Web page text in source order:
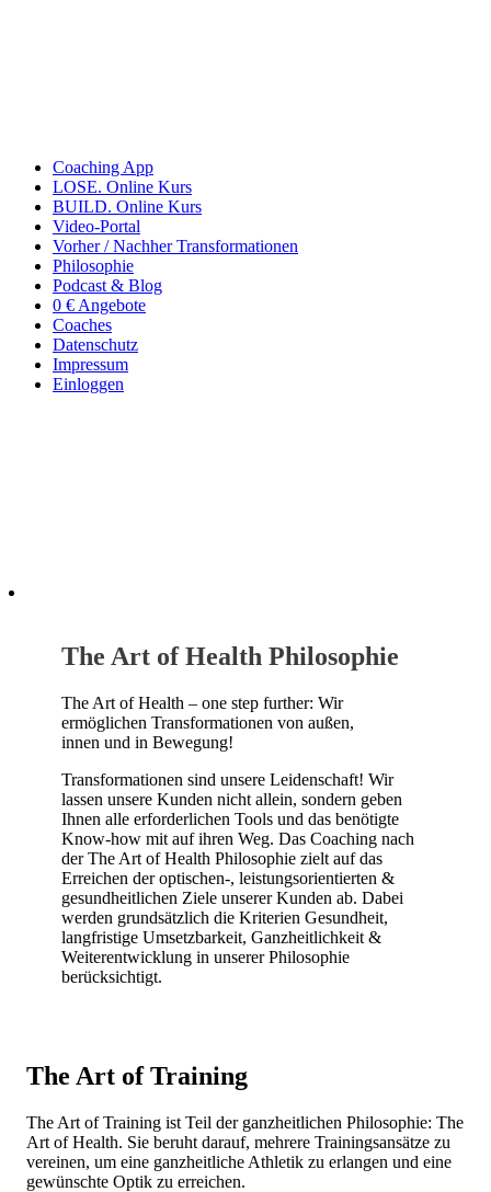
Coaching App
LOSE. Online Kurs
BUILD. Online Kurs
Video-Portal
Vorher / Nachher Transformationen
Philosophie
Podcast & Blog
0 € Angebote
Coaches
Datenschutz
Impressum
Einloggen
The Art of Health Philosophie
The Art of Health – one step further: Wir
ermöglichen Transformationen von außen,
innen und in Bewegung!
Transformationen sind unsere Leidenschaft! Wir
lassen unsere Kunden nicht allein, sondern geben
Ihnen alle erforderlichen Tools und das benötigte
Know-how mit auf ihren Weg. Das Coaching nach
der The Art of Health Philosophie zielt auf das
Erreichen der optischen-, leistungsorientierten &
gesundheitlichen Ziele unserer Kunden ab. Dabei
werden grundsätzlich die Kriterien Gesundheit,
langfristige Umsetzbarkeit, Ganzheitlichkeit &
Weiterentwicklung in unserer Philosophie
berücksichtigt.
The Art of Training
The Art of Training ist Teil der ganzheitlichen Philosophie: The
Art of Health. Sie beruht darauf, mehrere Trainingsansätze zu
vereinen, um eine ganzheitliche Athletik zu erlangen und eine
gewünschte Optik zu erreichen.